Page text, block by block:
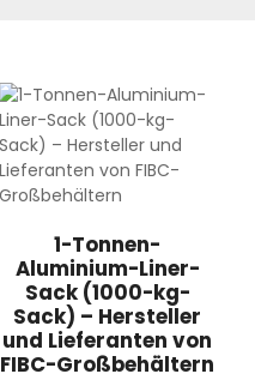
1-Tonnen-
Aluminium-Liner-
Sack (1000-kg-
Sack) – Hersteller
und Lieferanten von
FIBC-Großbehältern